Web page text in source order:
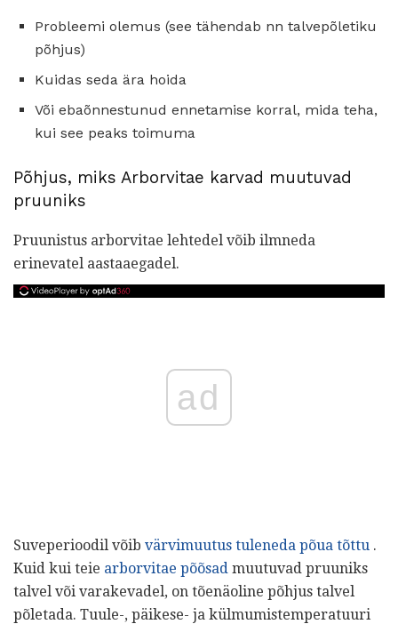
Probleemi olemus (see tähendab nn talvepõletiku
põhjus)
Kuidas seda ära hoida
Või ebaõnnestunud ennetamise korral, mida teha,
kui see peaks toimuma
Põhjus, miks Arborvitae karvad muutuvad
pruuniks
Pruunistus arborvitae lehtedel võib ilmneda
erinevatel aastaaegadel.
ad
Suveperioodil võib värvimuutus tuleneda põua tõttu .
Kuid kui teie arborvitae põõsad muutuvad pruuniks
talvel või varakevadel, on tõenäoline põhjus talvel
põletada. Tuule-, päikese- ja külmumistemperatuuri